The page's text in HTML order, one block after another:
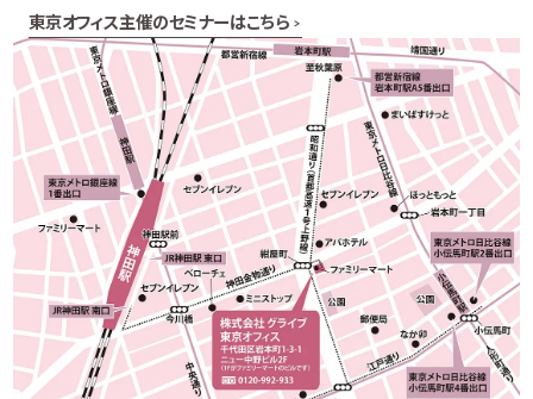
東京オフィス主催のセミナーはこちら